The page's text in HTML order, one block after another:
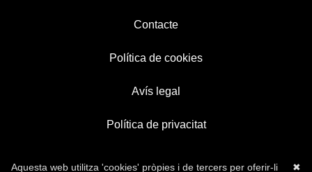
Contacte
Política de cookies
Avís legal
Política de privacitat
✖
Aquesta web utilitza 'cookies' pròpies i de tercers per oferir-li